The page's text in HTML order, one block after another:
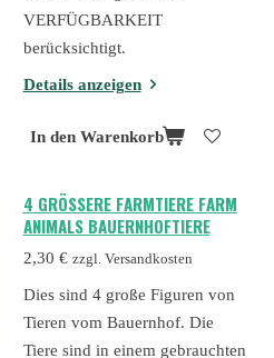
VERFÜGBARKEIT
berücksichtigt.
Details anzeigen
In den Warenkorb
4 GRÖSSERE FARMTIERE FARM A
NIMALS BAUERNHOFTIERE
2,30 € zzgl. Versandkosten
Dies sind 4 große Figuren von
Tieren vom Bauernhof. Die
Tiere sind in einem gebrauchten